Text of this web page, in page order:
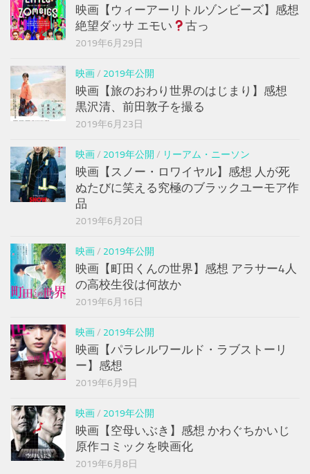
映画【ウィーアーリトルゾンビーズ】感想
絶望ダッサ エモい
古っ
2019年6月29日
映画/ 2019年公開
映画【旅のおわり世界のはじまり】感想
黒沢清、前田敦子を撮る
2019年6月23日
映画/ 2019年公開 / リーアム・ニーソン
映画【スノー・ロワイヤル】感想 人が死
ぬたびに笑える究極のブラックユーモア作
品
2019年6月20日
映画/ 2019年公開
映画【町田くんの世界】感想 アラサー4人
の高校生役は何故か
2019年6月16日
映画/ 2019年公開
映画【パラレルワールド・ラブストーリ
ー】感想
2019年6月9日
映画/ 2019年公開
映画【空母いぶき】感想 かわぐちかいじ
原作コミックを映画化
2019年6月8日